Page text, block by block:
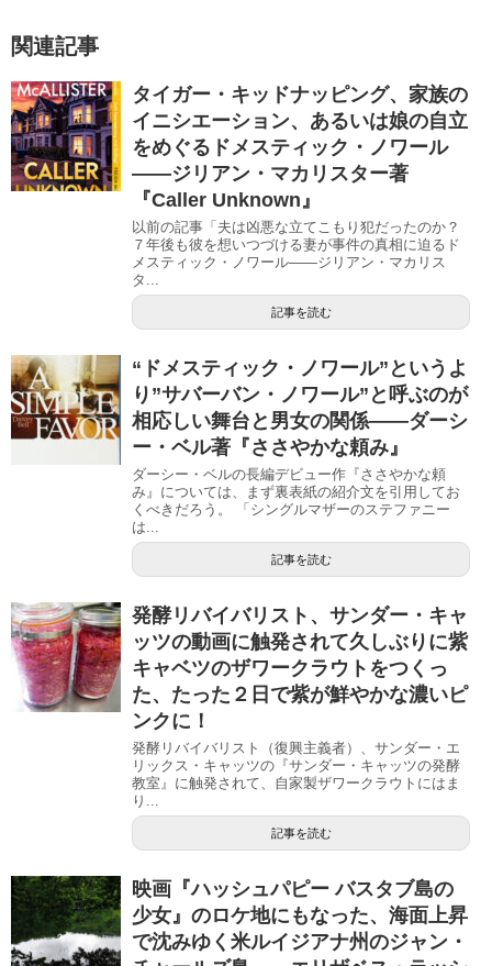
関連記事
タイガー・キッドナッピング、家族の
イニシエーション、あるいは娘の自立
をめぐるドメスティック・ノワール
――ジリアン・マカリスター著
『Caller Unknown』
以前の記事「夫は凶悪な立てこもり犯だったのか？
７年後も彼を想いつづける妻が事件の真相に迫るド
メスティック・ノワール――ジリアン・マカリス
タ...
記事を読む
“ドメスティック・ノワール”というよ
り”サバーバン・ノワール”と呼ぶのが
相応しい舞台と男女の関係――ダーシ
ー・ベル著『ささやかな頼み』
ダーシー・ベルの長編デビュー作『ささやかな頼
み』については、まず裏表紙の紹介文を引用してお
くべきだろう。 「シングルマザーのステファニー
は...
記事を読む
発酵リバイバリスト、サンダー・キャ
ッツの動画に触発されて久しぶりに紫
キャベツのザワークラウトをつくっ
た、たった２日で紫が鮮やかな濃いピ
ンクに！
発酵リバイバリスト（復興主義者）、サンダー・エ
リックス・キャッツの『サンダー・キャッツの発酵
教室』に触発されて、自家製ザワークラウトにはま
り...
記事を読む
映画『ハッシュパピー バスタブ島の
少女』のロケ地にもなった、海面上昇
で沈みゆく米ルイジアナ州のジャン・